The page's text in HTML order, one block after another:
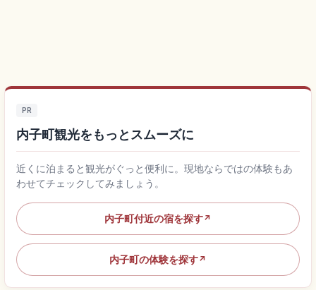
PR
内子町観光をもっとスムーズに
近くに泊まると観光がぐっと便利に。現地ならではの体験もあ
わせてチェックしてみましょう。
内子町付近の宿を探す↗
内子町の体験を探す↗